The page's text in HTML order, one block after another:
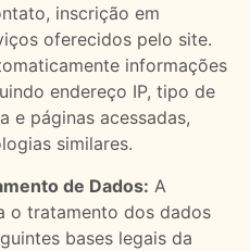
inscrição em
oferecidos pelo site.
informações
endereço IP, tipo de
e páginas acessadas,
similares.
de Dados: A
o tratamento dos dados
bases legais da